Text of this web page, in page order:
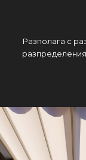
Разполага с
разпределения.